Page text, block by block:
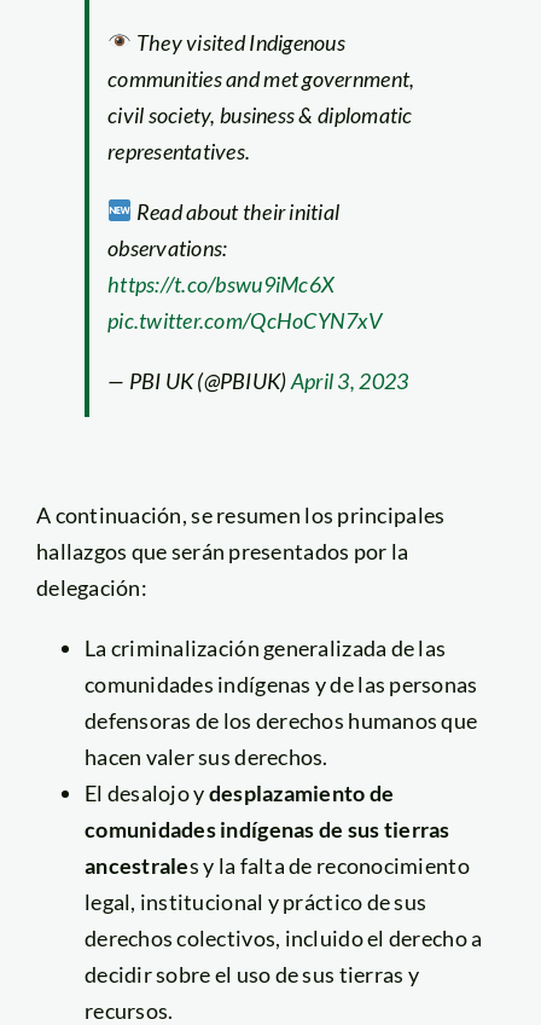
They visited Indigenous
communities and met government,
civil society, business & diplomatic
representatives.
Read about their initial
observations:
https://t.co/bswu9iMc6X
pic.twitter.com/QcHoCYN7xV
— PBI UK (@PBIUK)April 3, 2023
A continuación, se resumen los principales
hallazgos que serán presentados por la
delegación:
La criminalización generalizada de las
comunidades indígenas y de las personas
defensoras de los derechos humanos que
hacen valer sus derechos.
El desalojo ydesplazamiento de
comunidades indígenas de sus tierras
ancestrales y la falta de reconocimiento
legal, institucional y práctico de sus
derechos colectivos, incluido el derecho a
decidir sobre el uso de sus tierras y
recursos.